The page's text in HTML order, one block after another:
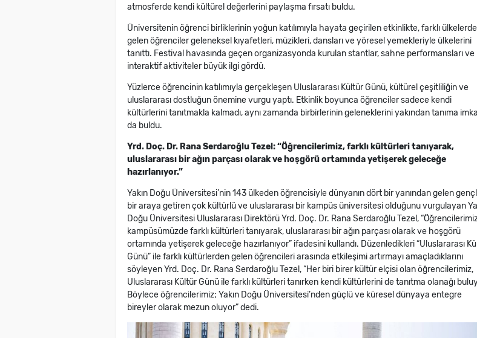
atmosferde kendi kültürel değerlerini paylaşma fırsatı buldu.
Üniversitenin öğrenci birliklerinin yoğun katılımıyla hayata geçirilen etkinlikte, farklı
gelen öğrenciler geleneksel kıyafetleri, müzikleri, dansları ve yöresel yemekleriyle ülkelerini
tanıttı. Festival havasında geçen organizasyonda kurulan stantlar, sahne performansları ve
interaktif aktiviteler büyük ilgi gördü.
Yüzlerce öğrencinin katılımıyla gerçekleşen Uluslararası Kültür Günü, kültürel çeşitliliğin ve
uluslararası dostluğun önemine vurgu yaptı. Etkinlik boyunca öğrenciler sadece kendi
kültürlerini tanıtmakla kalmadı, aynı zamanda birbirlerinin geleneklerini yakından tanıma
da buldu.
Yrd. Doç. Dr. Rana Serdaroğlu Tezel : “Öğrencilerimiz, farklı kültürleri tanıyarak,
uluslararası bir ağın parçası olarak ve hoşgörü ortamında yetişerek geleceğe
hazırlanıyor.”
Yakın Doğu Üniversitesi’nin 143 ülkeden öğrencisiyle dünyanın dört bir yanından gelen
bir araya getiren çok kültürlü ve uluslararası bir kampüs üniversitesi olduğunu vurgulayan
Doğu Üniversitesi Uluslararası Direktörü Yrd. Doç. Dr. Rana Serdaroğlu Tezel,
kampüsümüzde farklı kültürleri tanıyarak, uluslararası bir ağın parçası olarak ve hoşgörü
ortamında yetişerek geleceğe hazırlanıyor” ifadesini kullandı. Düzenledikleri “Uluslararası
Günü” ile farklı kültürlerden gelen öğrencileri arasında etkileşimi artırmayı amaçladıklarını
söyleyen Yrd. Doç. Dr. Rana Serdaroğlu Tezel, “Her biri birer kültür elçisi olan öğrencilerimiz,
Uluslararası Kültür Günü ile farklı kültürleri tanırken kendi kültürlerini de tanıtma olanağı
Böylece öğrencilerimiz; Yakın Doğu Üniversitesi’nden güçlü ve küresel dünyaya entegre
bireyler olarak mezun oluyor” dedi.